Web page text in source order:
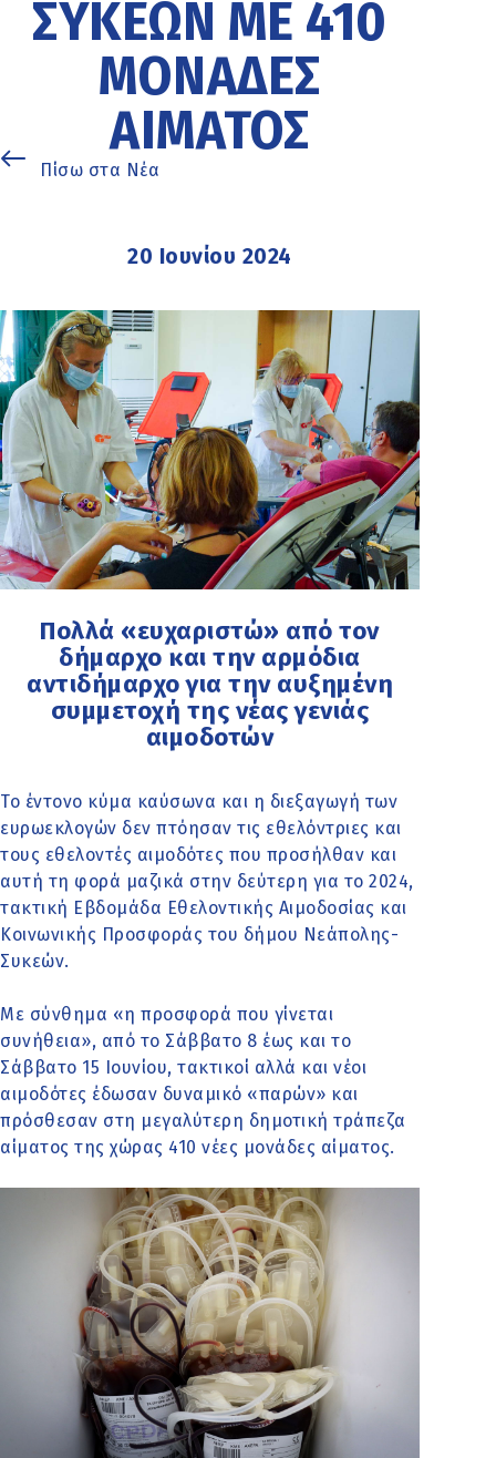
ΣΥΚΕΏΝ ΜΕ 410
ΜΟΝΆΔΕΣ
ΑΊΜΑΤΟΣ
Πίσω στα Νέα
20 Ιουνίου 2024
Πολλά «ευχαριστώ» από τον
δήμαρχο και την αρμόδια
αντιδήμαρχο για την αυξημένη
συμμετοχή της νέας γενιάς
αιμοδοτών
Το έντονο κύμα καύσωνα και η διεξαγωγή των
ευρωεκλογών δεν πτόησαν τις εθελόντριες και
τους εθελοντές αιμοδότες που προσήλθαν και
αυτή τη φορά μαζικά στην δεύτερη για το 2024,
τακτική Εβδομάδα Εθελοντικής Αιμοδοσίας και
Κοινωνικής Προσφοράς του δήμου Νεάπολης-
Συκεών.
Με σύνθημα «η προσφορά που γίνεται
συνήθεια», από το Σάββατο 8 έως και το
Σάββατο 15 Ιουνίου, τακτικοί αλλά και νέοι
αιμοδότες έδωσαν δυναμικό «παρών» και
πρόσθεσαν στη μεγαλύτερη δημοτική τράπεζα
αίματος της χώρας 410 νέες μονάδες αίματος.